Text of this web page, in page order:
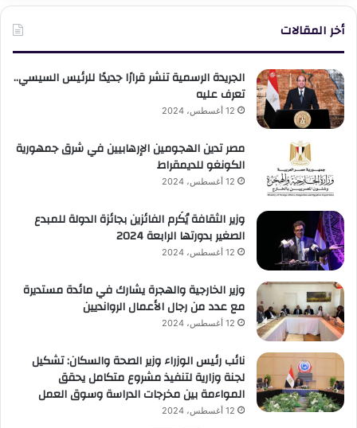
أخر المقالات
الجريدة الرسمية تنشر قرارًا جديدًا للرئيس السيسي..
تعرف عليه
12 أغسطس، 2024
مصر تدين الهجومين الإرهابيين في شرق جمهورية
الكونغو للديمقراط
12 أغسطس، 2024
وزير الثقافة يُكَرم الفائزين بجائزة الدولة للمبدع
الصغير بدورتها الرابعة 2024
12 أغسطس، 2024
وزير الخارجية والهجرة يشارك في مائدة مستديرة
مع عدد من رجال الأعمال الروانديين
12 أغسطس، 2024
نائب رئيس الوزراء وزير الصحة والسكان: تشكيل
لجنة وزارية لتنفيذ مشروع متكامل يحقق
المواءمة بين مخرجات الدراسة وسوق العمل
12 أغسطس، 2024